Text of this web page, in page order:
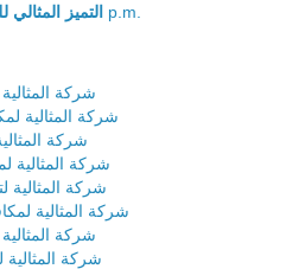
التميز 11:18 p.m.
شركة
شركة المثالية
شركة
شركة المثالية
شركة المثالية
شركة المثالية
شركة
شركة المثالية